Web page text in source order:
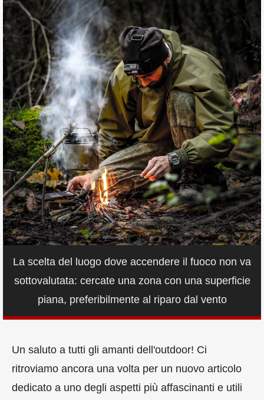
La scelta del luogo dove accendere il fuoco non va
sottovalutata: cercate una zona con una superficie
piana, preferibilmente al riparo dal vento
Un saluto a tutti gli amanti dell'outdoor! Ci
ritroviamo ancora una volta per un nuovo articolo
dedicato a uno degli aspetti più affascinanti e utili